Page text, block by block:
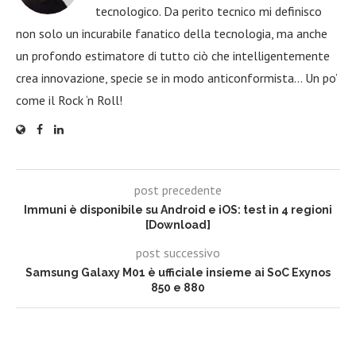
tecnologico. Da perito tecnico mi definisco
non solo un incurabile fanatico della tecnologia, ma anche
un profondo estimatore di tutto ciò che intelligentemente
crea innovazione, specie se in modo anticonformista… Un po’
come il Rock ‘n Roll!
post precedente
Immuni è disponibile su Android e iOS: test in 4 regioni
[Download]
post successivo
Samsung Galaxy M01 è ufficiale insieme ai SoC Exynos
850 e 880